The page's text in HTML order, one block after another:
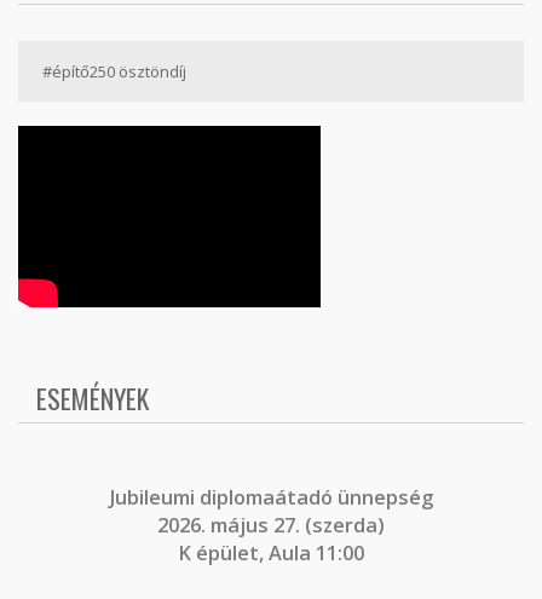
#építő250 ösztöndíj
ESEMÉNYEK
Jubileumi diplomaátadó ünnepség
2026. május 27. (szerda)
K épület, Aula 11:00